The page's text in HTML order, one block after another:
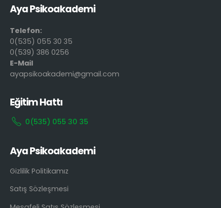
Aya Psikoakademi
Telefon:
0(535) 055 30 35
0(539) 386 0256
E-Mail
ayapsikoakademi@gmail.com
Eğitim Hattı
0(535) 055 30 35
Aya Psikoakademi
Gizlilik Politikamız
Satış Sözleşmesi